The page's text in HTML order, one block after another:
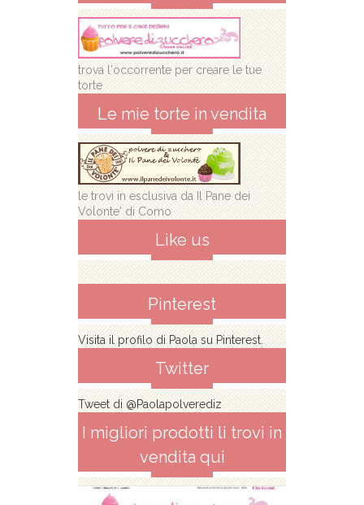
trova l'occorrente per creare le tue
torte
Le mie torte in vendita
le trovi in esclusiva da Il Pane dei
Volonte' di Como
Like us
Pinterest
Visita il profilo di Paola su Pinterest.
Twitter
Tweet di @Paolapolverediz
I migliori prodotti li trovi in
vendita qui